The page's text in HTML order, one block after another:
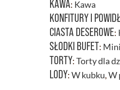
KAWA: Kawa
KONFITURY I
CIASTA DESEROWE:
SŁODKI BUFET:
TORTY:Torty dla
LODY:W kubku,W